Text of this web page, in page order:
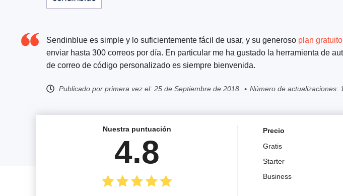
Sendinblue es simple y lo suficientemente fácil de usar, y su generoso plan gratuito
enviar hasta 300 correos por día. En particular me ha gustado la herramienta de
de correo de código personalizado es siempre bienvenida.
Publicado por primera vez el: 25 de Septiembre de 2018 Número de actualizaciones:
Nuestra puntuación
4.8
Precio
Gratis
Starter
Business